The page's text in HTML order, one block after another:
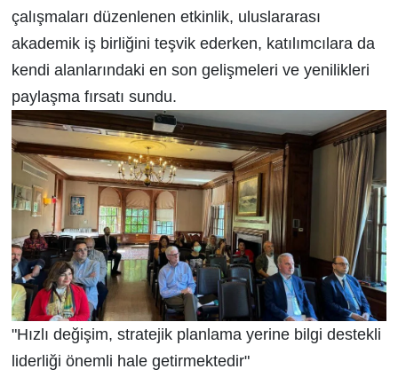
çalışmaları düzenlenen etkinlik, uluslararası
akademik iş birliğini teşvik ederken, katılımcılara da
kendi alanlarındaki en son gelişmeleri ve yenilikleri
paylaşma fırsatı sundu.
"Hızlı değişim, stratejik planlama yerine bilgi destekli
liderliği önemli hale getirmektedir"